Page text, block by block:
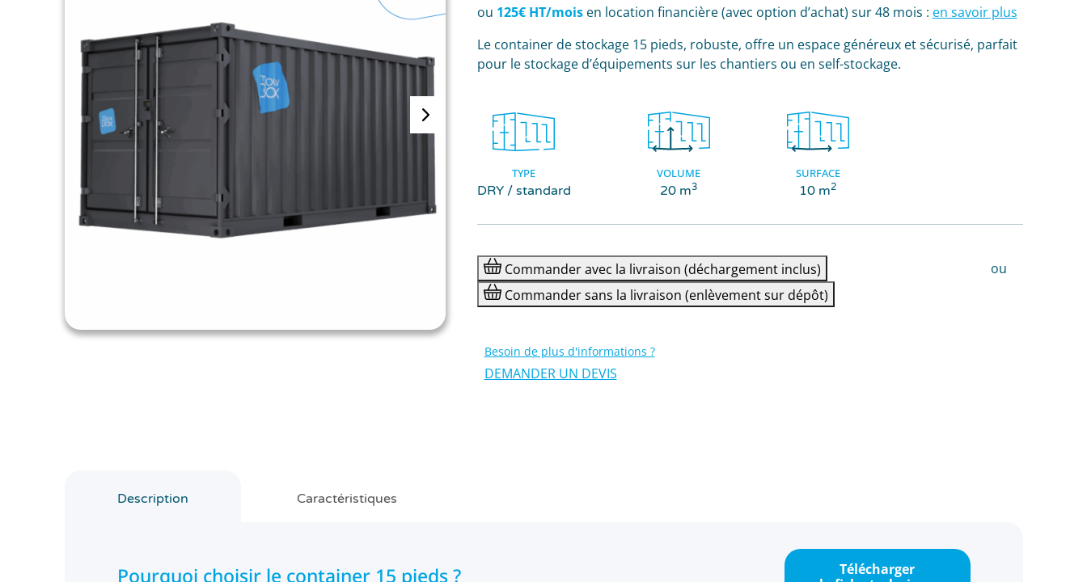
ou 125€ HT/moisen location financière (avec option d’achat) sur 48 mois : en savoir plus
Le container de stockage 15 pieds, robuste, offre un espace généreux et sécurisé, parfait
pour le stockage d’équipements sur les chantiers ou en self-stockage.
TYPE
DRY / standard
VOLUME
20 m3
SURFACE
10 m2
Commander avec la livraison (déchargement inclus)
ou
Commander sans la livraison (enlèvement sur dépôt)
Besoin de plus d'informations ?
DEMANDER UN DEVIS
Description Caractéristiques
Pourquoi choisir le container 15 pieds ?
Télécharger